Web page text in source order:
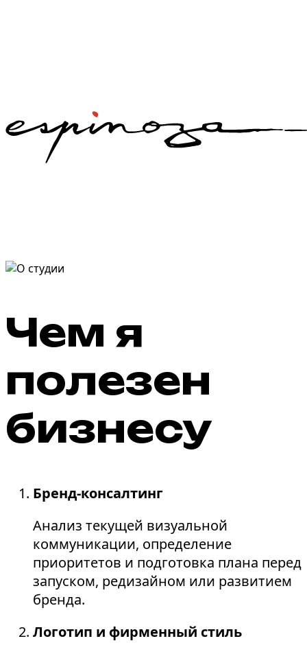
Чем я
полезен
бизнесу
Бренд-консалтинг
Анализ текущей визуальной
коммуникации, определение
приоритетов и подготовка плана перед
запуском, редизайном или развитием
бренда.
Логотип и фирменный стиль